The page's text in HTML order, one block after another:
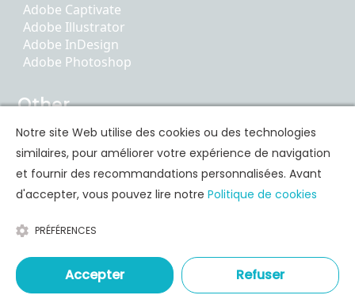
Adobe Captivate
Adobe Illustrator
Adobe InDesign
Adobe Photoshop
Other
AI Literacy
ChatGPT
Google Apps
Communication
Leadership & Coaching
Time & Stress Management
Notre site Web utilise des cookies ou des technologies
similaires, pour améliorer votre expérience de navigation
et fournir des recommandations personnalisées. Avant
d'accepter, vous pouvez lire notre Politique de cookies
PRÉFÉRENCES
Accepter Refuser